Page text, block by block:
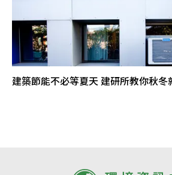
建築節能不必等夏天 建研所教你秋冬